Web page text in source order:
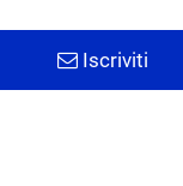
Iscriviti